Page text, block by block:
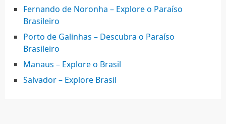
Fernando de Noronha – Explore o Paraíso
Brasileiro
Porto de Galinhas – Descubra o Paraíso
Brasileiro
Manaus – Explore o Brasil
Salvador – Explore Brasil